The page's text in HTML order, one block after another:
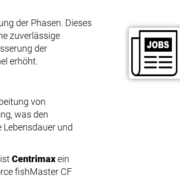
der Phasen. Dieses
zuverlässige
der
erhöht.
von
was den
und
Centrimaxein
fishMaster CF